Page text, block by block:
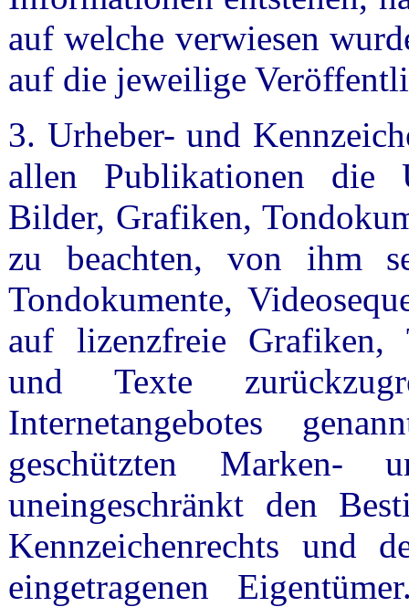
auf welche verwiesen
auf die jeweilige
3. Urheber- und
allen Publikationen die
Bilder, Grafiken,
zu beachten, von ihm
Tondokumente,
auf lizenzfreie Grafiken,
und Texte
Internetangebotes
geschützten Marken-
uneingeschränkt den
Kennzeichenrechts und
eingetragenen